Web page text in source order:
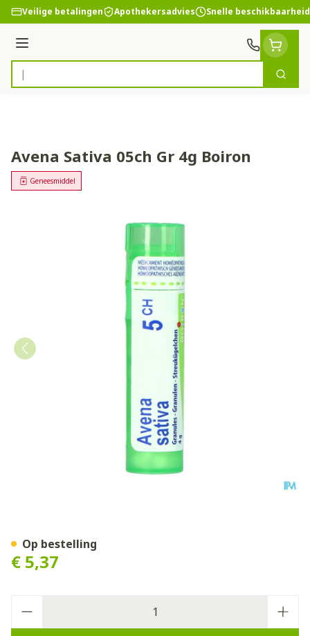
Ga naar de inhoud
Veilige betalingen Apothekersadvies Snelle beschikbaarheid
Menu
Product, merk, categorie...
Zoek
Avena Sativa 05ch Gr 4g Boiron
Geneesmiddel
€ 5,37
Op bestelling